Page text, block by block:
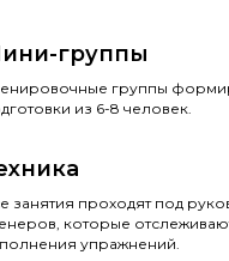
группы
группы
из 6-8 человек.
занятия проходят под
которые
упражнений.